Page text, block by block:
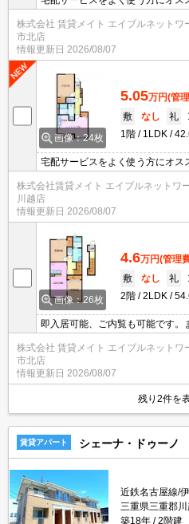
ット無料物件！面倒な個人での手
生活はもちろんテレワーク勤務の
株式会社 賃貸メイト エイブルネットワ
市北店
情報更新日 2026/08/07
画像：24枚
5.05万円(管
敷
なし 礼
1階
1LDK
宅配サービスをよく使う方にオス
ット無料物件！面倒な個人での手
生活はもちろんテレワーク勤務の
株式会社賃貸メイト エイブルネットワ
川越店
情報更新日 2026/08/07
画像：26枚
4.6万円(管理
敷
なし 礼
2階
2LDK
即入居可能、ご内覧も可能です。
ンライン内見、オンライン申込も
効果が期待できます！データ通信
できます。PCはもちろん、スマ
るゲームなどさまざまな用途で楽
株式会社 賃貸メイト エイブルネットワ
市北店
情報更新日 2026/08/07
残り2件を
賃貸アパート シェーナ・ドゥー
近鉄名古屋線/
三重県三重郡
築18年
2階建